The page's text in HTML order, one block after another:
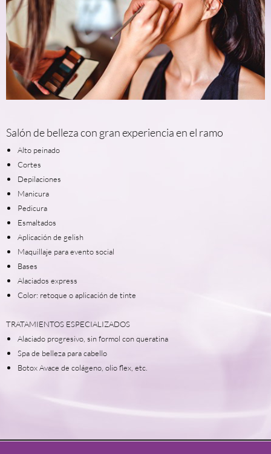
Salón de belleza con gran experiencia en el ramo
Alto peinado
Cortes
Depilaciones
Manicura
Pedicura
Esmaltados
Aplicación de gelish
Maquillaje para evento social
Bases
Alaciados express
Color: retoque o aplicación de tinte
TRATAMIENTOS ESPECIALIZADOS
Alaciado progresivo, sin formol con queratina
Spa de belleza para cabello
Botox Avace de colágeno, olio flex, etc.